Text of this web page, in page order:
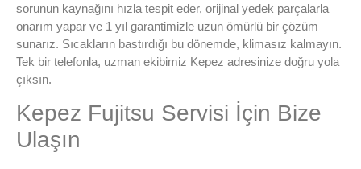
sorunun kaynağını hızla tespit eder, orijinal yedek parçalarla
onarım yapar ve 1 yıl garantimizle uzun ömürlü bir çözüm
sunarız. Sıcakların bastırdığı bu dönemde, klimasız kalmayın.
Tek bir telefonla, uzman ekibimiz Kepez adresinize doğru yola
çıksın.
Kepez Fujitsu Servisi İçin Bize
Ulaşın